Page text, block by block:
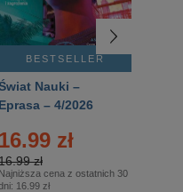
BESTSELLER
Nauki –
Eprasa – 4/2026
16.99 zł
zł
Najniższa cena z ostatnich 30
16.99 zł